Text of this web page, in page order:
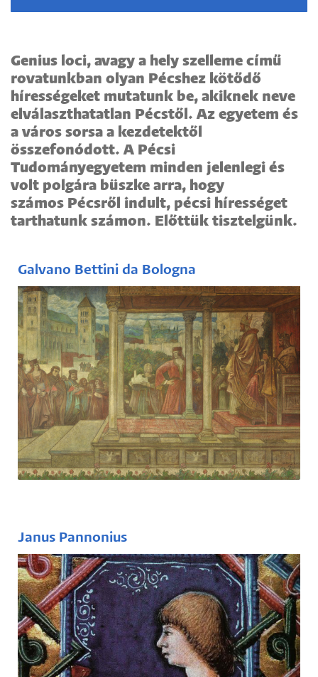
Genius loci, avagy a hely szelleme című
rovatunkban olyan Pécshez kötődő
hírességeket mutatunk be, akiknek neve
elválaszthatatlan Pécstől. Az egyetem és
a város sorsa a kezdetektől
összefonódott. A Pécsi
Tudományegyetem minden jelenlegi és
volt polgára büszke arra, hogy
számos Pécsről indult, pécsi hírességet
tarthatunk számon. Előttük tisztelgünk.
Galvano Bettini da Bologna
(?–1395)
Európai rangú jogtudós, a középkori pécsi
egyetem leghíresebb tudósa.
Janus Pannonius